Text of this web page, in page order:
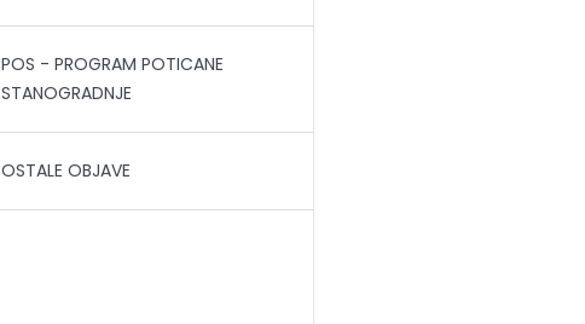
POS - PROGRAM POTICANE
STANOGRADNJE
OSTALE OBJAVE